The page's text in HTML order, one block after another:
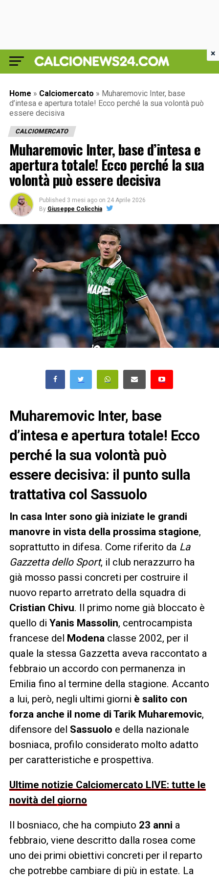
Home » Calciomercato » Muharemovic Inter, base
d’intesa e apertura totale! Ecco perché la sua volontà può
essere decisiva
CALCIOMERCATO
Muharemovic Inter, base d’intesa e
apertura totale! Ecco perché la sua
volontà può essere decisiva
Published 3 mesi ago on 24 Aprile 2026
By Giuseppe Colicchia
Muharemovic Inter, base
d’intesa e apertura totale! Ecco
perché la sua volontà può
essere decisiva: il punto sulla
trattativa col Sassuolo
In casa Inter sono già iniziate le grandi
manovre in vista della prossima stagione,
soprattutto in difesa. Come riferito da La
Gazzetta dello Sport, il club nerazzurro ha
già mosso passi concreti per costruire il
nuovo reparto arretrato della squadra di
Cristian Chivu. Il primo nome già bloccato è
quello di Yanis Massolin, centrocampista
francese del Modena classe 2002, per il
quale la stessa Gazzetta aveva raccontato a
febbraio un accordo con permanenza in
Emilia fino al termine della stagione. Accanto
a lui, però, negli ultimi giorni è salito con
forza anche il nome di Tarik Muharemovic,
difensore del Sassuolo e della nazionale
bosniaca, profilo considerato molto adatto
per caratteristiche e prospettiva.
Ultime notizie Calciomercato LIVE: tutte le
novità del giorno
Il bosniaco, che ha compiuto 23 anni a
febbraio, viene descritto dalla rosea come
uno dei primi obiettivi concreti per il reparto
che potrebbe cambiare di più in estate. La
×